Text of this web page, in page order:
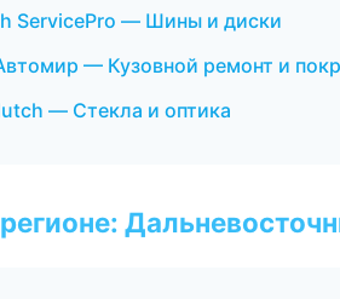
ServicePro — Шины и диски
— Кузовной ремонт и
— Стекла и оптика